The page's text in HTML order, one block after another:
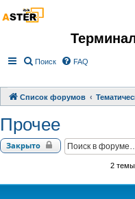
Поиск FAQ
Список форумов
Прочее
Закрыто
2 темы